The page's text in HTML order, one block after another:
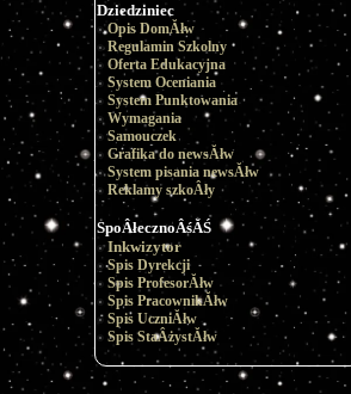
Dziedziniec
Opis DomĂłw
Regulamin Szkolny
Oferta Edukacyjna
System Oceniania
System Punktowania
Wymagania
Samouczek
Grafika do newsĂłw
System pisania newsĂłw
Reklamy szkoÂły
SpoÂłecznoÂśĂŚ
Inkwizytor
Spis Dyrekcji
Spis ProfesorĂłw
Spis PracownikĂłw
Spis UczniĂłw
Spis StaÂżystĂłw